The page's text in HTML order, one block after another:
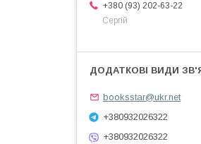
+380 (93) 202-63-22
Сергій
booksstar@ukr.net
+380932026322
+380932026322